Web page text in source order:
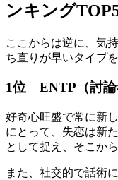
ンキングTOP5
ここからは逆に、気
ち直りが早いタイプ
1位 ENTP（討論
好奇心旺盛で常に新
にとって、失恋は新
として捉え、そこか
また、社交的で話術